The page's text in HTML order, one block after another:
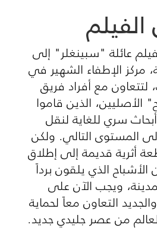
عائلة "سبينغلر" إلى
مركز الإطفاء الشهير في
لتتعاون مع أفراد فريق
الأصليين، الذين قاموا
سري للغاية لنقل
المستوى التالي. ولكن
أثرية قديمة إلى إطلاق
الذي يلقون برداً
ويجب الآن على
التعاون معاً لحماية
من عصر جليدي جديد.